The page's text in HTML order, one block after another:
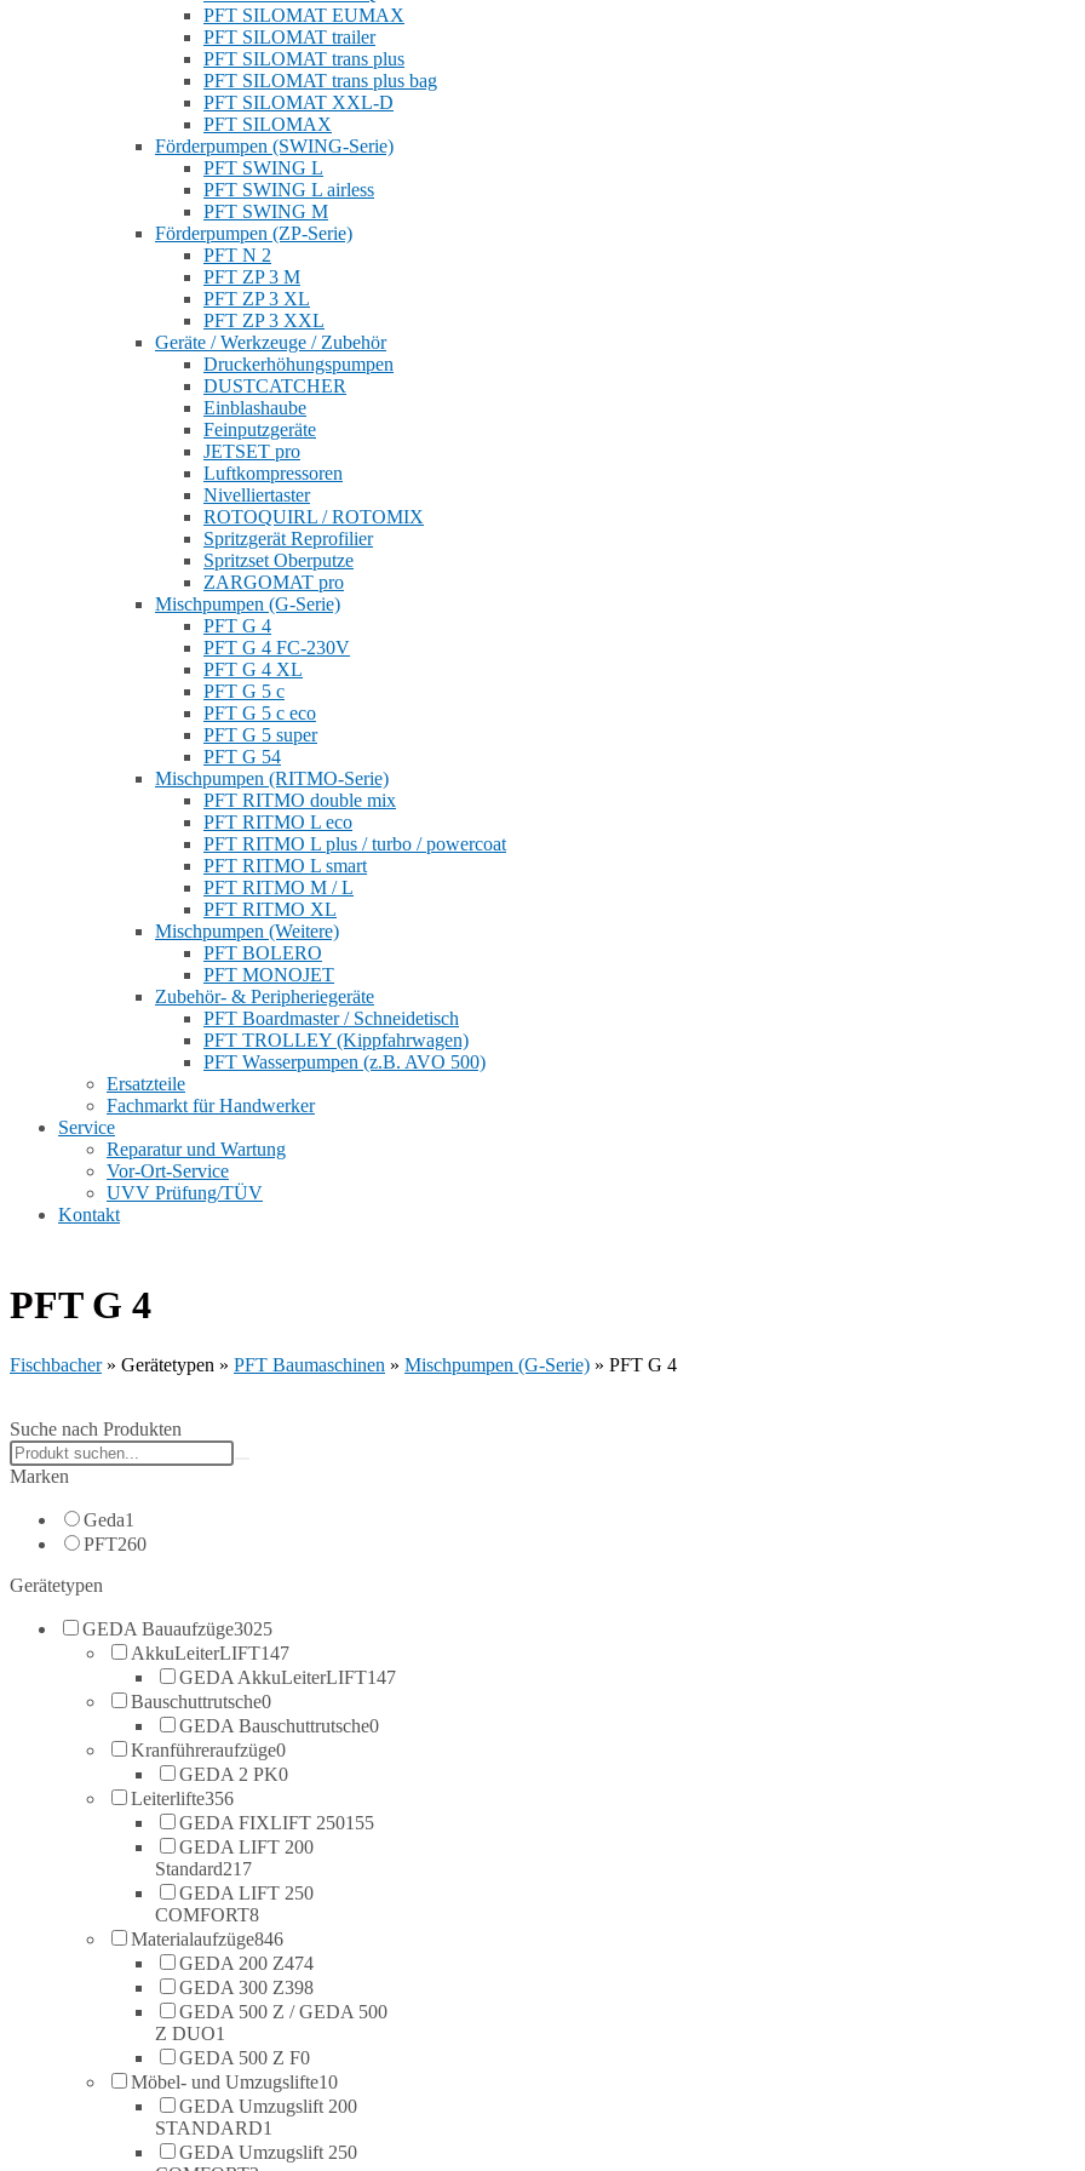
PFT SILOMAT EUMAX
PFT SILOMAT trailer
PFT SILOMAT trans plus
PFT SILOMAT trans plus bag
PFT SILOMAT XXL-D
PFT SILOMAX
Förderpumpen (SWING-Serie)
PFT SWING L
PFT SWING L airless
PFT SWING M
Förderpumpen (ZP-Serie)
PFT N 2
PFT ZP 3 M
PFT ZP 3 XL
PFT ZP 3 XXL
Geräte / Werkzeuge / Zubehör
Druckerhöhungspumpen
DUSTCATCHER
Einblashaube
Feinputzgeräte
JETSET pro
Luftkompressoren
Nivelliertaster
ROTOQUIRL / ROTOMIX
Spritzgerät Reprofilier
Spritzset Oberputze
ZARGOMAT pro
Mischpumpen (G-Serie)
PFT G 4
PFT G 4 FC-230V
PFT G 4 XL
PFT G 5 c
PFT G 5 c eco
PFT G 5 super
PFT G 54
Mischpumpen (RITMO-Serie)
PFT RITMO double mix
PFT RITMO L eco
PFT RITMO L plus / turbo / powercoat
PFT RITMO L smart
PFT RITMO M / L
PFT RITMO XL
Mischpumpen (Weitere)
PFT BOLERO
PFT MONOJET
Zubehör- & Peripheriegeräte
PFT Boardmaster / Schneidetisch
PFT TROLLEY (Kippfahrwagen)
PFT Wasserpumpen (z.B. AVO 500)
Ersatzteile
Fachmarkt für Handwerker
Service
Reparatur und Wartung
Vor-Ort-Service
UVV Prüfung/TÜV
Kontakt
PFT G 4
Fischbacher» Gerätetypen » PFT Baumaschinen » Mischpumpen (G-Serie) » PFT G 4
Suche nach Produkten
Search
products:
Marken
Geda1
PFT260
Gerätetypen
GEDA Bauaufzüge3025
AkkuLeiterLIFT147
GEDA AkkuLeiterLIFT147
Bauschuttrutsche0
GEDA Bauschuttrutsche0
Kranführeraufzüge0
GEDA 2 PK0
Leiterlifte356
GEDA FIXLIFT 250155
GEDA LIFT 200
Standard217
GEDA LIFT 250
COMFORT8
Materialaufzüge846
GEDA 200 Z474
GEDA 300 Z398
GEDA 500 Z / GEDA 500
Z DUO1
GEDA 500 Z F0
Möbel- und Umzugslifte10
GEDA Umzugslift 200
STANDARD1
GEDA Umzugslift 250